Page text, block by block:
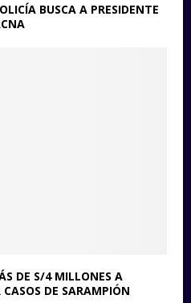
BUSCA A PRESIDENTE
DE S/4 MILLONES A
DE SARAMPIÓN